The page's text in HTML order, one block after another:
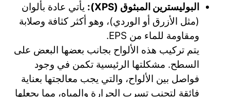
البوليسترين المبثوق (XPS):
يأتي عادة بألوان
(مثل الأزرق أو الوردي)، وهو أكثر كثافة وصلابة
ومقاومة للماء من EPS.
يتم تركيب هذه الألواح بجانب بعضها البعض على
السطح. مشكلتها الرئيسية تكمن في وجود
فواصل بين الألواح، والتي يجب معالجتها بعناية
فائقة لتجنب تسرب الحرارة والمياه، مما يجعلها